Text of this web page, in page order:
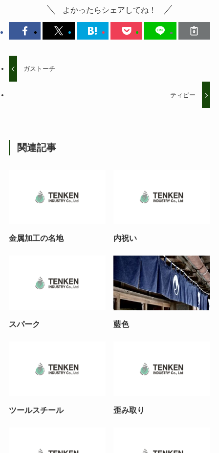
よかったらシェアしてね！
ガストーチ
ティピー
関連記事
金属加工の名地 内祝い
スパーク 藍色
ツールスチール 歪み取り